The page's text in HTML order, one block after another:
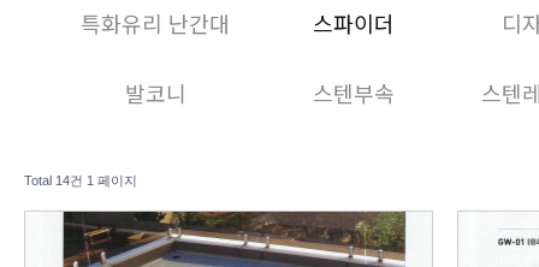
특화유리 난간대 스파이더 디
발코니 스텐부속 스텐
Total 14건 1 페이지